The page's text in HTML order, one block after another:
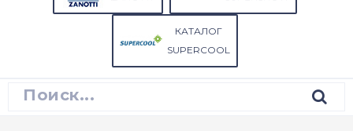
КАТАЛОГ
SUPERCOOL